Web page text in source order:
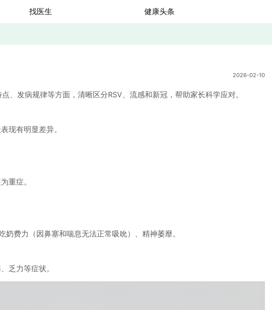
找医生 健康头条
2026-02-10
发病规律等方面，清晰区分RSV、流感和新冠，帮助家长科学应对。
现有明显差异。
重症。
费力（因鼻塞和喘息无法正常吸吮）、精神萎靡。
乏力等症状。